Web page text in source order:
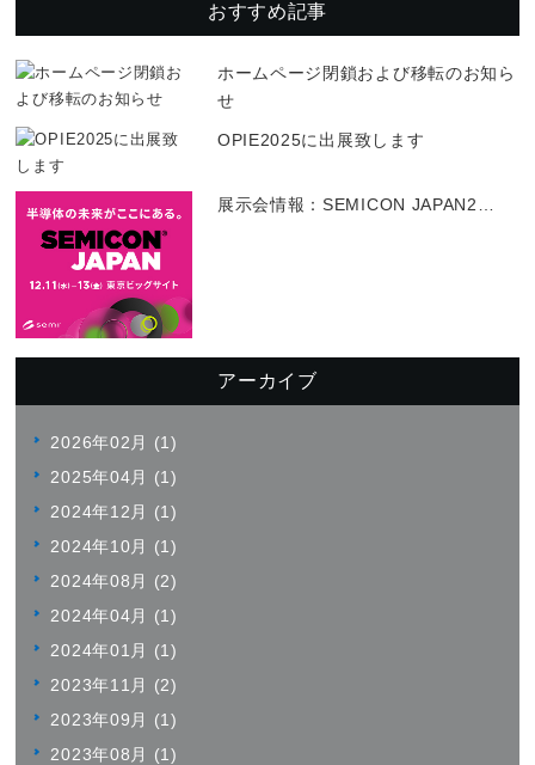
おすすめ記事
ホームページ閉鎖および移転のお知ら
せ
OPIE2025に出展致します
展示会情報：SEMICON JAPAN2
アーカイブ
2026年02月 (1)
2025年04月 (1)
2024年12月 (1)
2024年10月 (1)
2024年08月 (2)
2024年04月 (1)
2024年01月 (1)
2023年11月 (2)
2023年09月 (1)
2023年08月 (1)